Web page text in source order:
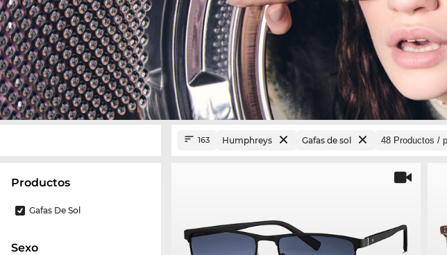
Productos
Gafas De Sol
Sexo
163 Humphreys Gafas de sol